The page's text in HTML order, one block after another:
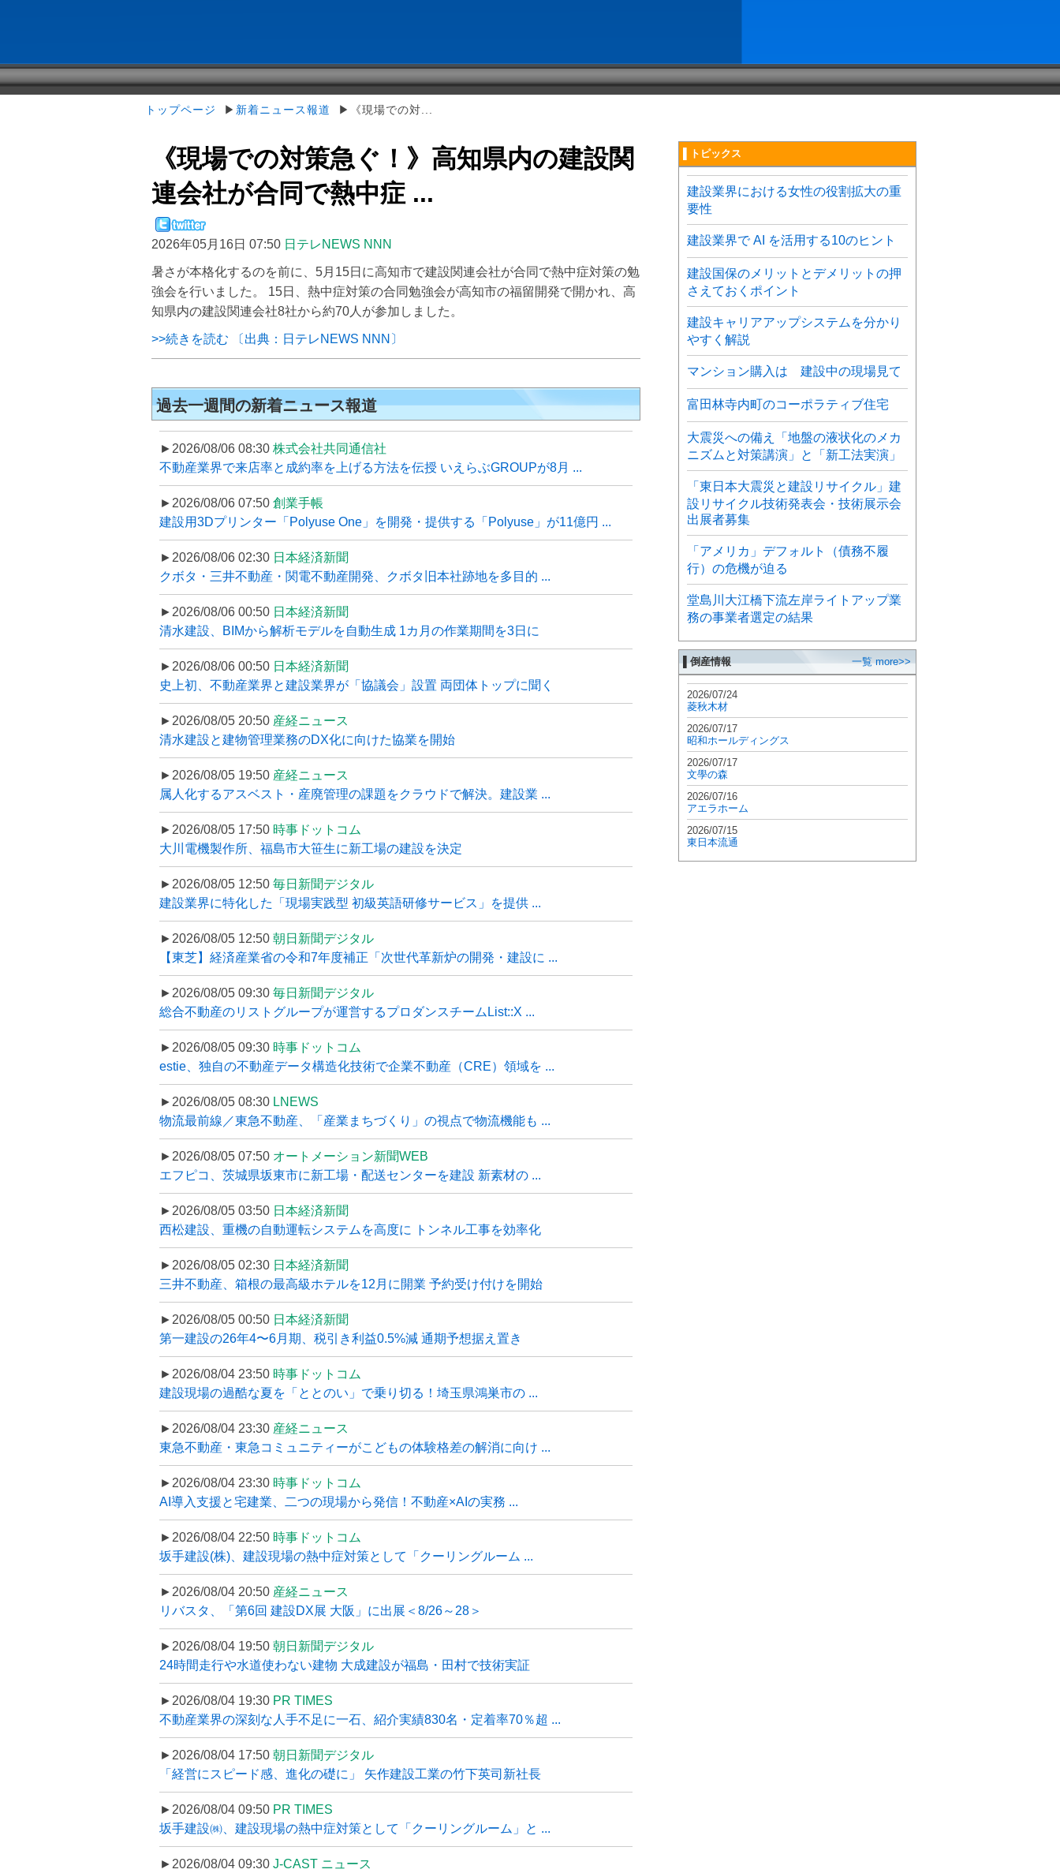
トップページ ▶ 新着ニュース報道 ▶《現場での対...
《現場での対策急ぐ！》高知県内の建設関
連会社が合同で熱中症 ...
2026年05月16日 07:50 日テレNEWS NNN
暑さが本格化するのを前に、5月15日に高知市で建設関連会社が合同で熱中症対策の勉
強会を行いました。 15日、熱中症対策の合同勉強会が高知市の福留開発で開かれ、高
知県内の建設関連会社8社から約70人が参加しました。
>>続きを読む 〔出典：日テレNEWS NNN〕
過去一週間の新着ニュース報道
►2026/08/06 08:30 株式会社共同通信社
不動産業界で来店率と成約率を上げる方法を伝授 いえらぶGROUPが8月 ...
►2026/08/06 07:50 創業手帳
建設用3Dプリンター「Polyuse One」を開発・提供する「Polyuse」が11億円 ...
►2026/08/06 02:30 日本経済新聞
クボタ・三井不動産・関電不動産開発、クボタ旧本社跡地を多目的 ...
►2026/08/06 00:50 日本経済新聞
清水建設、BIMから解析モデルを自動生成 1カ月の作業期間を3日に
►2026/08/06 00:50 日本経済新聞
史上初、不動産業界と建設業界が「協議会」設置 両団体トップに聞く
►2026/08/05 20:50 産経ニュース
清水建設と建物管理業務のDX化に向けた協業を開始
►2026/08/05 19:50 産経ニュース
属人化するアスベスト・産廃管理の課題をクラウドで解決。建設業 ...
►2026/08/05 17:50 時事ドットコム
大川電機製作所、福島市大笹生に新工場の建設を決定
►2026/08/05 12:50 毎日新聞デジタル
建設業界に特化した「現場実践型 初級英語研修サービス」を提供 ...
►2026/08/05 12:50 朝日新聞デジタル
【東芝】経済産業省の令和7年度補正「次世代革新炉の開発・建設に ...
►2026/08/05 09:30 毎日新聞デジタル
総合不動産のリストグループが運営するプロダンスチームList::X ...
►2026/08/05 09:30 時事ドットコム
estie、独自の不動産データ構造化技術で企業不動産（CRE）領域を ...
►2026/08/05 08:30 LNEWS
物流最前線／東急不動産、「産業まちづくり」の視点で物流機能も ...
►2026/08/05 07:50 オートメーション新聞WEB
エフピコ、茨城県坂東市に新工場・配送センターを建設 新素材の ...
►2026/08/05 03:50 日本経済新聞
西松建設、重機の自動運転システムを高度に トンネル工事を効率化
►2026/08/05 02:30 日本経済新聞
三井不動産、箱根の最高級ホテルを12月に開業 予約受け付けを開始
►2026/08/05 00:50 日本経済新聞
第一建設の26年4〜6月期、税引き利益0.5%減 通期予想据え置き
►2026/08/04 23:50 時事ドットコム
建設現場の過酷な夏を「ととのい」で乗り切る！埼玉県鴻巣市の ...
►2026/08/04 23:30 産経ニュース
東急不動産・東急コミュニティーがこどもの体験格差の解消に向け ...
►2026/08/04 23:30 時事ドットコム
AI導入支援と宅建業、二つの現場から発信！不動産×AIの実務 ...
►2026/08/04 22:50 時事ドットコム
坂手建設(株)、建設現場の熱中症対策として「クーリングルーム ...
►2026/08/04 20:50 産経ニュース
リバスタ、「第6回 建設DX展 大阪」に出展＜8/26～28＞
►2026/08/04 19:50 朝日新聞デジタル
24時間走行や水道使わない建物 大成建設が福島・田村で技術実証
►2026/08/04 19:30 PR TIMES
不動産業界の深刻な人手不足に一石、紹介実績830名・定着率70％超 ...
►2026/08/04 17:50 朝日新聞デジタル
「経営にスピード感、進化の礎に」 矢作建設工業の竹下英司新社長
►2026/08/04 09:50 PR TIMES
坂手建設㈱、建設現場の熱中症対策として「クーリングルーム」と ...
►2026/08/04 09:30 J-CAST ニュース
▌トピックス
建設業界における女性の役割拡大の重
要性
建設業界で AI を活用する10のヒント
建設国保のメリットとデメリットの押
さえておくポイント
建設キャリアアップシステムを分かり
やすく解説
マンション購入は 建設中の現場見て
富田林寺内町のコーポラティブ住宅
大震災への備え「地盤の液状化のメカ
ニズムと対策講演」と「新工法実演」
「東日本大震災と建設リサイクル」建
設リサイクル技術発表会・技術展示会
出展者募集
「アメリカ」デフォルト（債務不履
行）の危機が迫る
堂島川大江橋下流左岸ライトアップ業
務の事業者選定の結果
▌倒産情報 一覧 more>>
2026/07/24
菱秋木材
2026/07/17
昭和ホールディングス
2026/07/17
文學の森
2026/07/16
アエラホーム
2026/07/15
東日本流通